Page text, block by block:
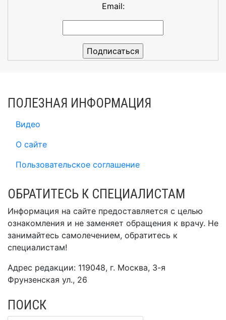
Email:
ПОЛЕЗНАЯ ИНФОРМАЦИЯ
Видео
О сайте
Пользовательское соглашение
ОБРАТИТЕСЬ К СПЕЦИАЛИСТАМ
Информация на сайте предоставляется с целью
ознакомления и не заменяет обращения к врачу. Не
занимайтесь самолечением, обратитесь к
специалистам!
Адрес редакции: 119048, г. Москва, 3-я
Фрунзенская ул., 26
ПОИСК